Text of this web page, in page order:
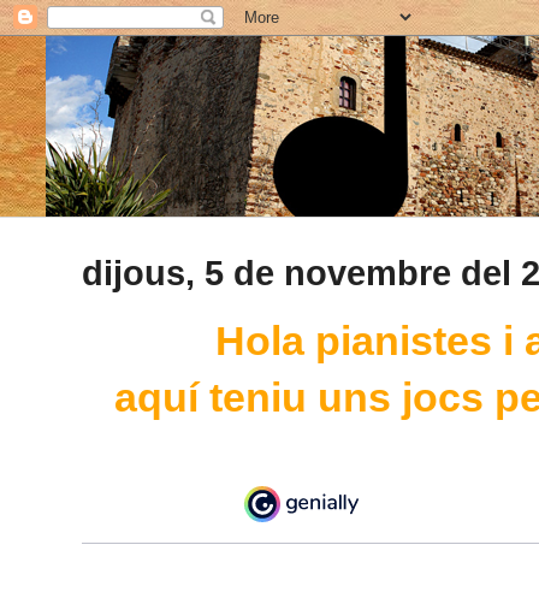
dijous, 5 de novembre del
Hola pianistes i
aquí teniu uns jocs